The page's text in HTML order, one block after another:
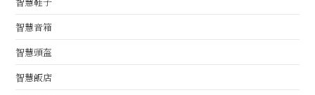
智慧音箱
智慧頭盔
智慧飯店